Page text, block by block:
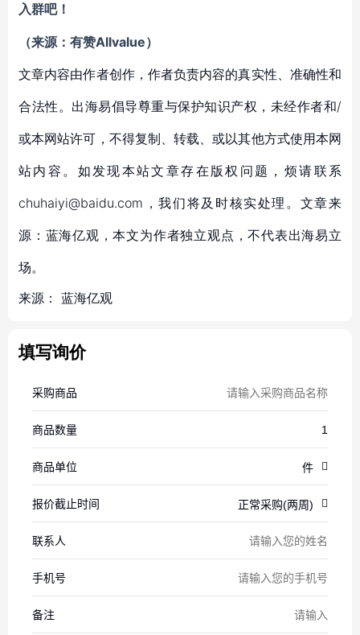
入群吧！
（来源：有赞Allvalue）
文章内容由作者创作，作者负责内容的真实性、准确性和
合法性。出海易倡导尊重与保护知识产权，未经作者和/
或本网站许可，不得复制、转载、或以其他方式使用本网
站内容。如发现本站文章存在版权问题，烦请联系
chuhaiyi@baidu.com，我们将及时核实处理。文章来
源：蓝海亿观，本文为作者独立观点，不代表出海易立
场。
来源： 蓝海亿观
填写询价